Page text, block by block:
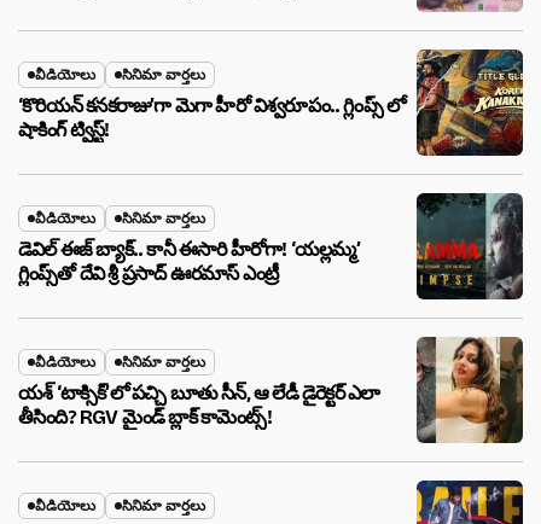
వీడియోలు సినిమా వార్తలు
‘కొరియన్ కనకరాజు’గా మెగా హీరో విశ్వరూపం.. గ్లింప్స్ లో
షాకింగ్ ట్విస్ట్!
వీడియోలు సినిమా వార్తలు
డెవిల్ ఈజ్ బ్యాక్.. కానీ ఈసారి హీరోగా! ‘యల్లమ్మ’
గ్లింప్స్‌తో దేవి శ్రీ ప్రసాద్ ఊరమాస్ ఎంట్రీ
వీడియోలు సినిమా వార్తలు
యశ్ ‘టాక్సిక్’లో పచ్చి బూతు సీన్, ఆ లేడీ డైరెక్టర్ ఎలా
తీసింది? RGV మైండ్ బ్లాక్ కామెంట్స్!
వీడియోలు సినిమా వార్తలు